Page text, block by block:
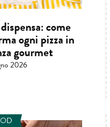
come
ogni pizza in
gourmet
2026